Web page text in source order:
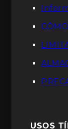
USOS